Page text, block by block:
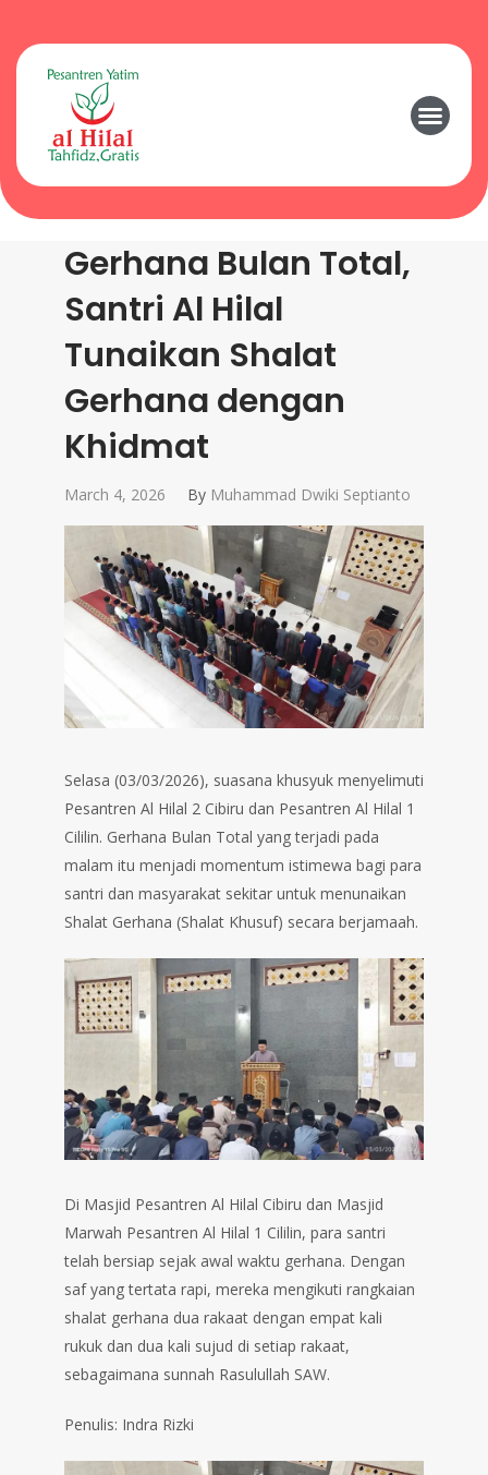
Gerhana Bulan Total,
Santri Al Hilal
Tunaikan Shalat
Gerhana dengan
Khidmat
March 4, 2026 By Muhammad Dwiki Septianto
Selasa (03/03/2026), suasana khusyuk menyelimuti
Pesantren Al Hilal 2 Cibiru dan Pesantren Al Hilal 1
Cililin. Gerhana Bulan Total yang terjadi pada
malam itu menjadi momentum istimewa bagi para
santri dan masyarakat sekitar untuk menunaikan
Shalat Gerhana (Shalat Khusuf) secara berjamaah.
Di Masjid Pesantren Al Hilal Cibiru dan Masjid
Marwah Pesantren Al Hilal 1 Cililin, para santri
telah bersiap sejak awal waktu gerhana. Dengan
saf yang tertata rapi, mereka mengikuti rangkaian
shalat gerhana dua rakaat dengan empat kali
rukuk dan dua kali sujud di setiap rakaat,
sebagaimana sunnah Rasulullah SAW.
Penulis: Indra Rizki